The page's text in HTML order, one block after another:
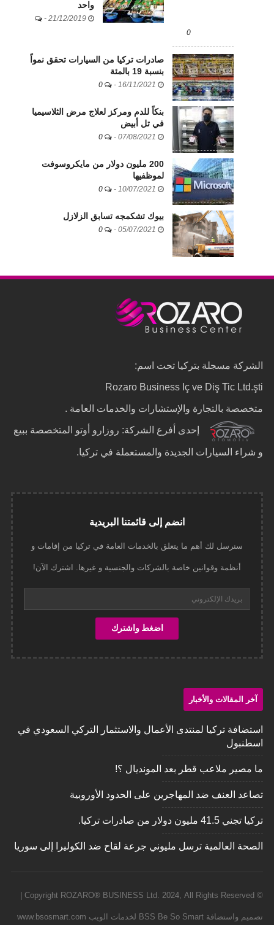
واحد
-
0
صادرات تركيا من السيارات تحقق نمواً
بنسبة 19 بالمئة
-
بنكاً للدم ومركز لعلاج مرض الثلاسيميا
في تل أبيض
-
200 مليون دولار من مايكروسوفت
لموظفيها
-
بيوك تشكمجه تسابق الزلازل
-
الشركة مسجلة بتركيا تحت اسم:
Rozaro Business Iç ve Diş Tic Ltd.şti
متخصصة بالتجارة والإستشارات والخدمات العامة .
إحدى أفرع الشركة: روزارو أوتو المتخصصة ببيع
و شراء السيارات الجديدة والمستعملة في تركيا.
انضم إلى قائمتنا البريدية
سنرسل لك أهم ما يتعلق بالخدمات العامة في تركيا من إقامات و
أنظمة وقوانين خاصة بالشركات والجنسية و غيرها. اشترك الآن!
آخر المقالات والأخبار
استضافة تركيا لمنتدى الأعمال والاستثمار التركي السعودي في
اسطنبول
ما مصير ملاعب قطر بعد المونديال ؟!
تصاعد العنف ضد المهاجرين على الحدود الأوروبية
تركيا تجني 41.5 مليون دولار من صادرات تركيا.
‏الصحة العالمية ترسل مليوني جرعة لقاح ضد الكوليرا إلى سوريا
© Copyright ROZARO® BUSINESS Ltd. 2024, All Rights Reserved |
تصميم واستضافة BSS Be So Smart لخدمات الويب www.bsosmart.com